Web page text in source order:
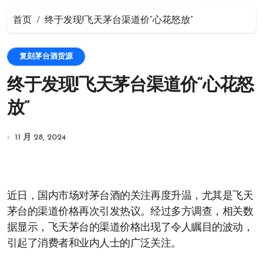
首页 终于发现!飞天茅台渠道价“心花怒放”
复刻茅台酒货源
终于发现!飞天茅台渠道价“心花怒
放”
11 月 28, 2024
近日，国内市场对茅台酒的关注再度升温，尤其是飞天
茅台的渠道价格再次引发热议。经过多方调查，相关数
据显示，飞天茅台的渠道价格出现了令人瞩目的波动，
引起了消费者和业内人士的广泛关注。